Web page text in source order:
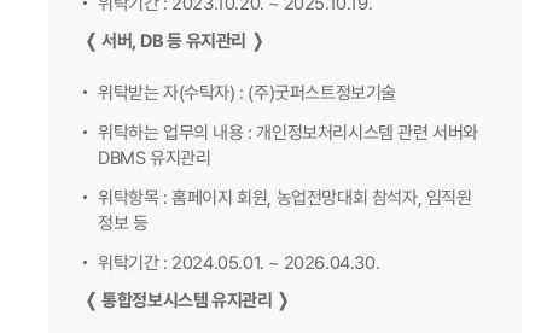
❬ 서버, DB 등 유지관리 ❭
위탁받는 자(수탁자) : (주)굿퍼스트정보기술
위탁하는 업무의 내용 : 개인정보처리시스템 관련 서버와
DBMS 유지관리
위탁항목 : 홈페이지 회원, 농업전망대회 참석자, 임직원
정보 등
위탁기간 : 2024.05.01. ~ 2026.04.30.
❬ 통합정보시스템 유지관리 ❭